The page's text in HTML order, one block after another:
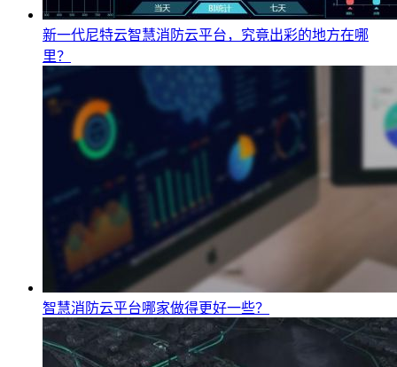
新一代尼特云智慧消防云平台，究竟出彩的地方在哪
里？
智慧消防云平台哪家做得更好一些？